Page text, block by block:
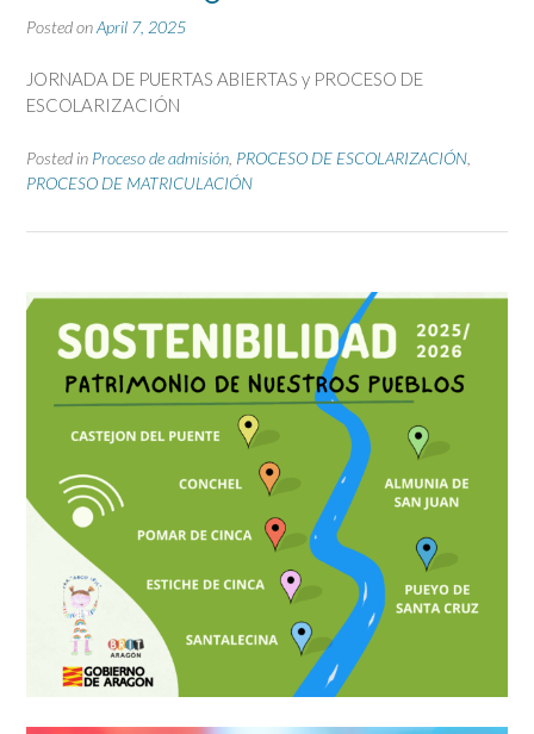
Posted onApril 7, 2025
JORNADA DE PUERTAS ABIERTAS y PROCESO DE
ESCOLARIZACIÓN
Posted in Proceso de admisión PROCESO DE ESCOLARIZACIÓN
PROCESO DE MATRICULACIÓN